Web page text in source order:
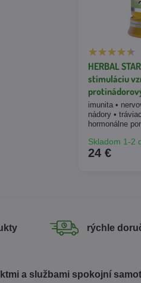
HERBAL
stimuláciu
imunita •
nádory •
hormonálne
Skladom 1-2
24 €
rýchle
a službami spokojní